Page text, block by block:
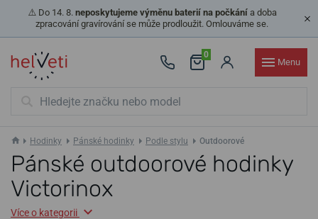
⚠️ Do 14. 8. neposkytujeme výměnu baterií na počkánía doba
zpracování gravírování se může prodloužit. Omlouváme se.
0
Menu
Hodinky Pánské hodinky Podle stylu Outdoorové
Pánské outdoorové hodinky
Victorinox
Více o kategorii